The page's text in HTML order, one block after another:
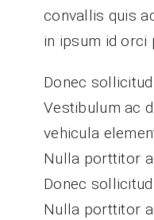
convallis quis
in ipsum id orci
Donec
Vestibulum ac
vehicula
Nulla porttitor
Donec
Nulla porttitor